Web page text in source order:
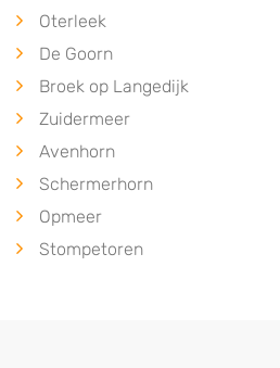
Oterleek
De Goorn
Broek op Langedijk
Zuidermeer
Avenhorn
Schermerhorn
Opmeer
Stompetoren